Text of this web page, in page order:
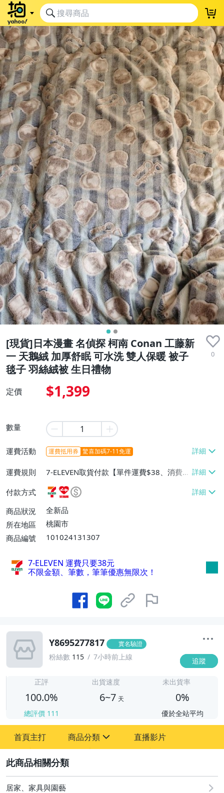
[現貨]日本漫畫 名偵探 柯南 Conan 工藤新
一 天鵝絨 加厚舒眠 可水洗 雙人保暖 被子
毯子 羽絲絨被 生日禮物
0
定價 $1,399
數量
運費活動 運費抵用券 驚喜加碼7-11免運
運費規則
7-ELEVEN取貨付款【單件運費$38、消費滿
$1500免運費】、萊爾富取貨付款【單件運
費$60、消費滿$1500免運費】、郵局掛號
【單件運費$80、消費滿$2000免運費】
付款方式
商品狀況
全新品
所在地區
桃園市
商品編號
101024131307
7-ELEVEN 運費只要38元
不限金額、筆數，筆筆優惠無限次！
Y8695277817 實名驗證
粉絲數 115 7小時前上線 追蹤
正評
100.0%
總評價 111
出貨速度
6~7 天
未出貨率
0%
優於全站平均
首頁主打 商品分類
圖書/影音/文具
直播影片
居家、家具與園藝